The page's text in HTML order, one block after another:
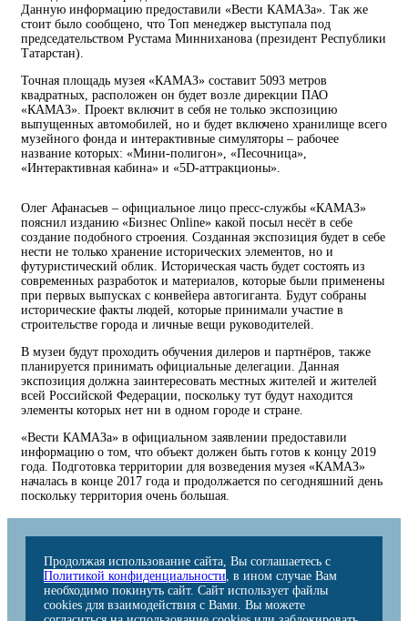
Данную информацию предоставили «Вести КАМАЗа». Так же
стоит было сообщено, что Топ менеджер выступала под
председательством Рустама Минниханова (президент Республики
Татарстан).
Точная площадь музея «КАМАЗ» составит 5093 метров
квадратных, расположен он будет возле дирекции ПАО
«КАМАЗ». Проект включит в себя не только экспозицию
выпущенных автомобилей, но и будет включено хранилище всего
музейного фонда и интерактивные симуляторы – рабочее
название которых: «Мини-полигон», «Песочница»,
«Интерактивная кабина» и «5D-аттракционы».
Олег Афанасьев – официальное лицо пресс-службы «КАМАЗ»
пояснил изданию «Бизнес Online» какой посыл несёт в себе
создание подобного строения. Созданная экспозиция будет в себе
нести не только хранение исторических элементов, но и
футуристический облик. Историческая часть будет состоять из
современных разработок и материалов, которые были применены
при первых выпусках с конвейера автогиганта. Будут собраны
исторические факты людей, которые принимали участие в
строительстве города и личные вещи руководителей.
В музеи будут проходить обучения дилеров и партнёров, также
планируется принимать официальные делегации. Данная
экспозиция должна заинтересовать местных жителей и жителей
всей Российской Федерации, поскольку тут будут находится
элементы которых нет ни в одном городе и стране.
«Вести КАМАЗа» в официальном заявлении предоставили
информацию о том, что объект должен быть готов к концу 2019
года. Подготовка территории для возведения музея «КАМАЗ»
началась в конце 2017 года и продолжается по сегодняшний день
поскольку территория очень большая.
Продолжая использование сайта, Вы соглашаетесь с
Политикой конфиденциальности, в ином случае Вам
необходимо покинуть сайт. Сайт использует файлы
cookies для взаимодействия с Вами. Вы можете